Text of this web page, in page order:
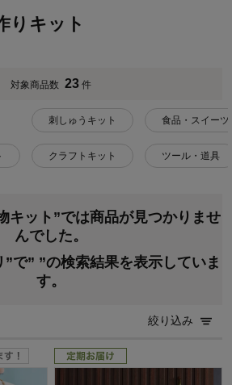
りキット
対象商品数 23 件
刺しゅうキット
クラフトキット
食品・スイーツ
ツール・道具
キット”では商品が見つかりませ
んでした。
”で” ”の検索結果を表示していま
す。
絞り込み